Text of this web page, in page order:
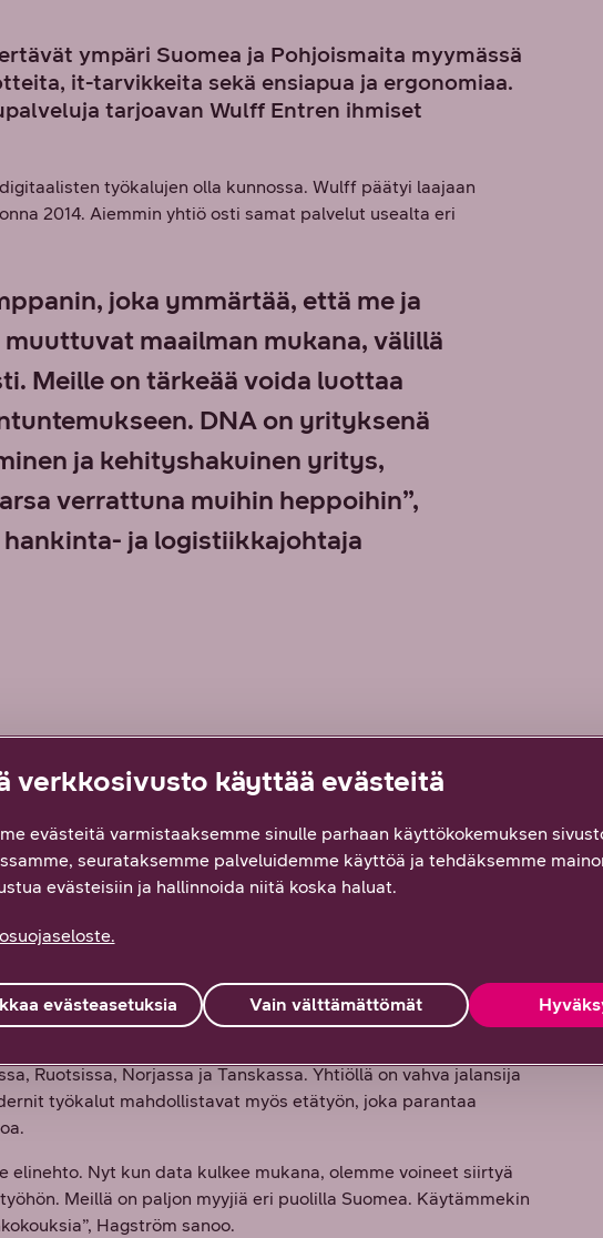
ympäri Suomea ja Pohjoismaita myymässä
it-tarvikkeita sekä ensiapua ja ergonomiaa.
tarjoavan Wulff Entren ihmiset
työkalujen olla kunnossa. Wulff päätyi laajaan
2014. Aiemmin yhtiö osti samat palvelut usealta eri
joka ymmärtää, että me ja
maailman mukana, välillä
Meille on tärkeää voida luottaa
DNA on yrityksenä
ja kehityshakuinen yritys,
verrattuna muihin heppoihin”,
ja logistiikkajohtaja
Hagström kiittelee DNA:n otetta asiakkuuteen.
tehdään yhdessä Wulffin kanssa tilanne- ja
Samalla varmistetaan, että Wulff ei maksa turhasta.
ja löydämme yhteisiä kehityskohteita. Pidän säännöllisistä
kumpikin löytää tapoja vauhdittaa bisnestä”, Hagström
osa on paketti- ja osa perusliittymiä, joissa laskutus tapahtuu
tarvetta tiedonsiirtopalvelulle, jolloin siitä ei toki kannata
liikkuvat laajakaistat turvalliseen mobiilityöskentelyyn.
Ruotsissa, Norjassa ja Tanskassa. Yhtiöllä on vahva jalansija
työkalut mahdollistavat myös etätyön, joka parantaa
elinehto. Nyt kun data kulkee mukana, olemme voineet siirtyä
Meillä on paljon myyjiä eri puolilla Suomea. Käytämmekin
Hagström sanoo.
verkkosivusto käyttää evästeitä
evästeitä varmistaaksemme sinulle parhaan käyttökokemuksen
seurataksemme palveluidemme käyttöä ja tehdäksemme
evästeisiin ja hallinnoida niitä koska haluat.
Vain välttämättömät
evästeasetuksia